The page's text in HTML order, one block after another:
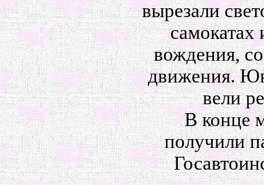
вырезали
самокатах
вождения,
движения.
вели
В конце
получили